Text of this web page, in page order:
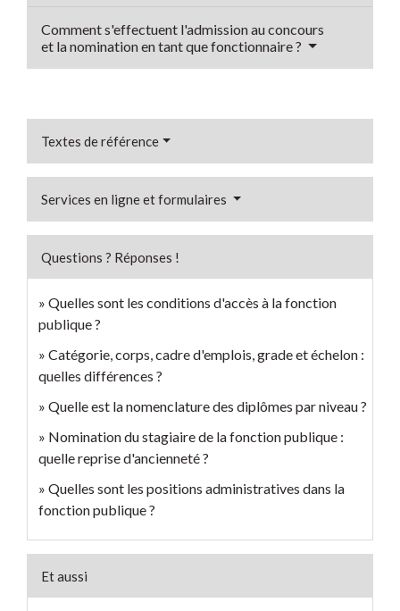
Comment s'effectuent l'admission au concours
et la nomination en tant que fonctionnaire ?
Textes de référence
Services en ligne et formulaires
Questions ? Réponses !
Quelles sont les conditions d'accès à la fonction
publique ?
Catégorie, corps, cadre d'emplois, grade et échelon :
quelles différences ?
Quelle est la nomenclature des diplômes par niveau ?
Nomination du stagiaire de la fonction publique :
quelle reprise d'ancienneté ?
Quelles sont les positions administratives dans la
fonction publique ?
Et aussi